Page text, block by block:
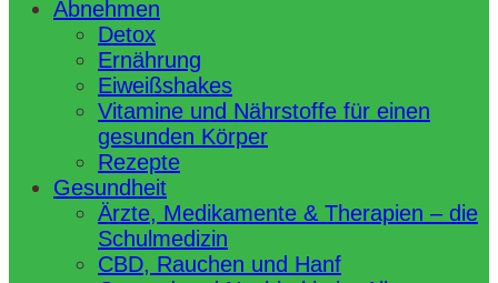
Abnehmen
Detox
Ernährung
Eiweißshakes
Vitamine und Nährstoffe für einen
gesunden Körper
Rezepte
Gesundheit
Ärzte, Medikamente & Therapien – die
Schulmedizin
CBD, Rauchen und Hanf